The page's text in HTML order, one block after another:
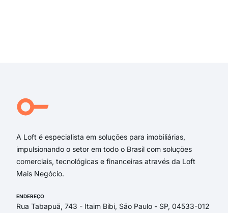
A Loft é especialista em soluções para imobiliárias,
impulsionando o setor em todo o Brasil com soluções
comerciais, tecnológicas e financeiras através da Loft
Mais Negócio.
ENDEREÇO
Rua Tabapuã, 743 - Itaim Bibi, São Paulo - SP, 04533-012